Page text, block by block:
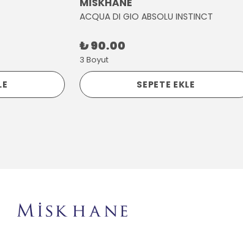
ACQUA DI GIO ABSOLU INSTINCT
₺ 90.00
3 Boyut
SEPETE EKLE